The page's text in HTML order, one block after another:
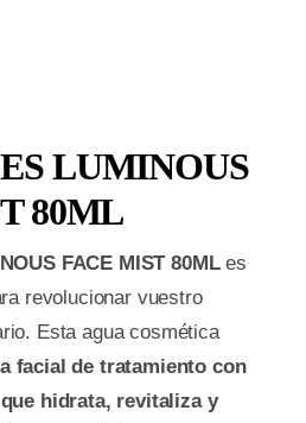
LUMINOUS
80ML
FACE MIST 80MLes
revolucionar vuestro
Esta agua cosmética
facial de tratamiento con
hidrata, revitaliza y